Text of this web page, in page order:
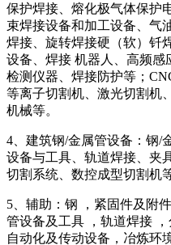
保护焊接、熔化极气体保护
束焊接设备和加工设备、气
焊接、旋转焊接硬（软）钎
设备、焊接 机器人、高频
检测仪器、焊接防护等；
等离子切割机、激光切割机
机械等。
4、建筑钢/金属管设备：钢/
设备与工具、轨道焊接、夹
切割系统、数控成型切割机等
5、辅助：钢 ，紧固件及附
管设备及工具 ，轨道焊接
自动化及传动设备，冶炼环